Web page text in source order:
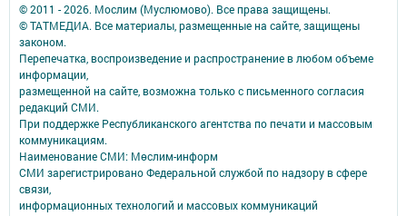
© 2011 - 2026. Мослим (Муслюмово). Все права защищены.
© ТАТМЕДИА. Все материалы, размещенные на сайте, защищены
законом.
Перепечатка, воспроизведение и распространение в любом объеме
информации,
размещенной на сайте, возможна только с письменного согласия
редакций СМИ.
При поддержке Республиканского агентства по печати и массовым
коммуникациям.
Наименование СМИ: Мөслим-информ
СМИ зарегистрировано Федеральной службой по надзору в сфере
связи,
информационных технологий и массовых коммуникаций